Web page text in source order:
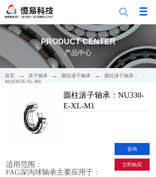
PRODUCT CENTER
产品中心
首页 → 滚子轴承 → 圆柱滚子轴承 →
圆柱滚子轴承：
NU330-E-XL-M1
圆柱滚子轴承：NU330-
E-XL-M1
适用范围：
FAG深沟球轴承主要应用于：
咨询
立即购买